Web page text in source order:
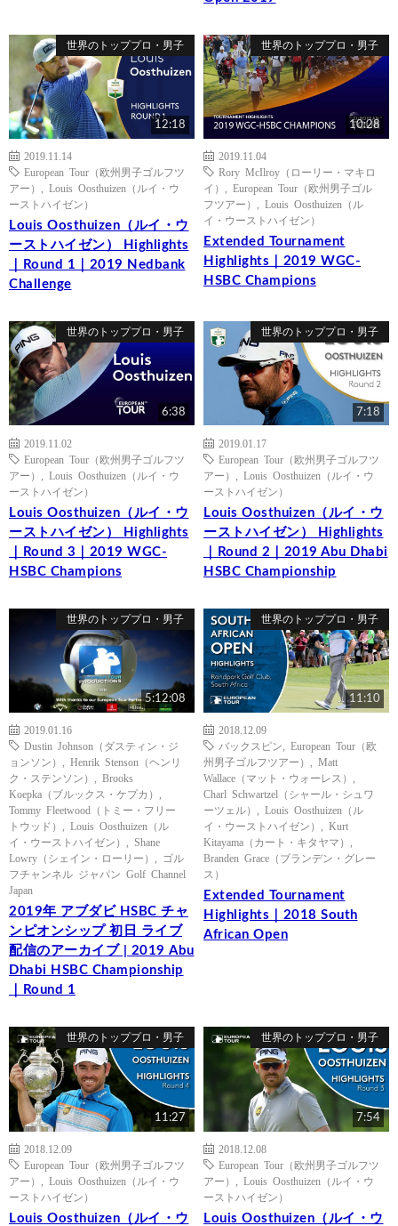
世界のトッププロ・男子
12:18
2019.11.14
European Tour（欧州男子ゴルフツ
アー）
Louis Oosthuizen（ルイ・ウ
ーストハイゼン）
Louis Oosthuizen（ルイ・ウ
ーストハイゼン） Highlights
｜Round 1｜2019 Nedbank
Challenge
世界のトッププロ・男子
10:28
2019.11.04
Rory McIlroy（ローリー・マキロ
イ）
European Tour（欧州男子ゴル
フツアー）
Louis Oosthuizen（ル
イ・ウーストハイゼン）
Extended Tournament
Highlights｜2019 WGC-
HSBC Champions
世界のトッププロ・男子
6:38
2019.11.02
European Tour（欧州男子ゴルフツ
アー）
Louis Oosthuizen（ルイ・ウ
ーストハイゼン）
Louis Oosthuizen（ルイ・ウ
ーストハイゼン） Highlights
｜Round 3｜2019 WGC-
HSBC Champions
世界のトッププロ・男子
7:18
2019.01.17
European Tour（欧州男子ゴルフツ
アー）
Louis Oosthuizen（ルイ・ウ
ーストハイゼン）
Louis Oosthuizen（ルイ・ウ
ーストハイゼン） Highlights
｜Round 2｜2019 Abu Dhabi
HSBC Championship
世界のトッププロ・男子
5:12:08
2019.01.16
Dustin Johnson（ダスティン・ジ
ョンソン）
Henrik Stenson（ヘンリ
ク・ステンソン）
Brooks
Koepka（ブルックス・ケプカ）
Tommy Fleetwood（トミー・フリー
トウッド）
Louis Oosthuizen（ル
イ・ウーストハイゼン）
Shane
Lowry（シェイン・ローリー）
ゴル
フチャンネル ジャパン Golf Channel
Japan
2019年 アブダビ HSBC チャ
ンピオンシップ 初日 ライブ
配信のアーカイブ | 2019 Abu
Dhabi HSBC Championship
｜Round 1
世界のトッププロ・男子
11:10
2018.12.09
バックスピン
European Tour（欧
州男子ゴルフツアー）
Matt
Wallace（マット・ウォーレス）
Charl Schwartzel（シャール・シュワ
ーツェル）
Louis Oosthuizen（ル
イ・ウーストハイゼン）
Kurt
Kitayama（カート・キタヤマ）
Branden Grace（ブランデン・グレー
ス）
Extended Tournament
Highlights｜2018 South
African Open
世界のトッププロ・男子
11:27
2018.12.09
European Tour（欧州男子ゴルフツ
アー）
Louis Oosthuizen（ルイ・ウ
ーストハイゼン）
Louis Oosthuizen（ルイ・ウ
世界のトッププロ・男子
7:54
2018.12.08
European Tour（欧州男子ゴルフツ
アー）
Louis Oosthuizen（ルイ・ウ
ーストハイゼン）
Louis Oosthuizen（ルイ・ウ